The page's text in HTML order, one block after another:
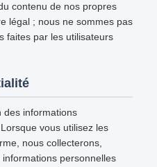
contenu de nos propres
légal ; nous ne sommes pas
faites par les utilisateurs
des informations
vous utilisez les
nous collecterons,
personnelles